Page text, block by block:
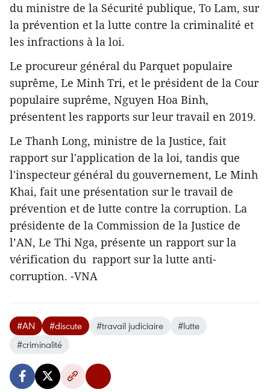
du ministre de la Sécurité publique, To Lam, sur
la prévention et la lutte contre la criminalité et
les infractions à la loi.
Le procureur général du Parquet populaire
suprême, Le Minh Tri, et le président de la Cour
populaire suprême, Nguyen Hoa Binh,
présentent les rapports sur leur travail en 2019.
Le Thanh Long, ministre de la Justice, fait
rapport sur l'application de la loi, tandis que
l'inspecteur général du gouvernement, Le Minh
Khai, fait une présentation sur le travail de
prévention et de lutte contre la corruption. La
présidente de la Commission de la Justice de
l’AN, Le Thi Nga, présente un rapport sur la
vérification du rapport sur la lutte anti-
corruption. -VNA
#AN #discute #travail judiciaire
#lutte
#criminalité